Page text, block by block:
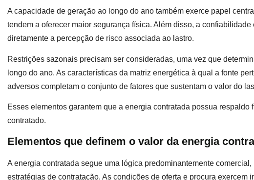
A capacidade de geração ao longo do ano também exerce papel
tendem a oferecer maior segurança física. Além disso, a
diretamente a percepção de risco associada ao lastro.
Restrições sazonais precisam ser consideradas, uma vez que
longo do ano. As características da matriz energética à qual a fonte
adversos completam o conjunto de fatores que sustentam o valor do
Esses elementos garantem que a energia contratada possua
contratado.
Elementos que definem o valor da energia
A energia contratada segue uma lógica predominantemente
estratégias de contratação. As condições de oferta e procura exercem